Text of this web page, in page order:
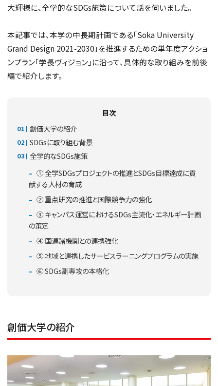
大輝様に、全学的なSDGs施策について話を伺いました。
本記事では、本学の中長期計画である「Soka University
Grand Design 2021-2030」を推進するための単年度アクショ
ンプラン「学長ヴィジョン」に沿って、具体的な取り組みを前後
編で紹介します。
目次
創価大学の紹介
SDGsに取り組む背景
全学的なSDGs施策
① 全学SDGsプロジェクトの推進とSDGs目標達成に貢
献する人材の育成
② 重点研究の推進と国際競争力の強化
③ キャンパス運営におけるSDGs主流化・エネルギー計画
の策定
④ 国連諸機関との連携強化
⑤ 地域と連携したサービスラーニングプログラムの実施
⑥ SDGs副専攻の本格化
創価大学の紹介